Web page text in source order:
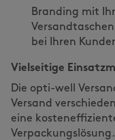
Branding mit
bei Ihren
Vielseitige
Die opti-well
Versand
eine